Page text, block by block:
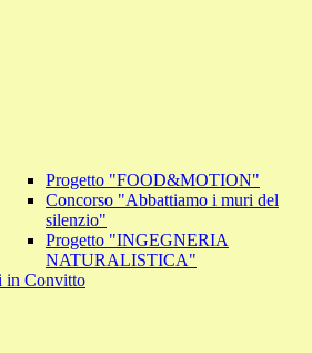
Progetto "FOOD&MOTION"
Concorso "Abbattiamo i muri del
silenzio"
Progetto "INGEGNERIA
NATURALISTICA"
in Convitto